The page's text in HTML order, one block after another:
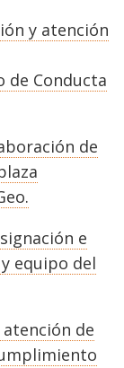
y atención
de Conducta
de
e
equipo del
de